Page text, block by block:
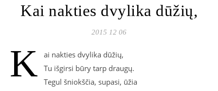
Kai nakties dvylika dūžių,
2015 12 06
K
ai nakties dvylika dūžių,
Tu išgirsi būry tarp draugų.
Tegul šniokščia, supasi, ūžia